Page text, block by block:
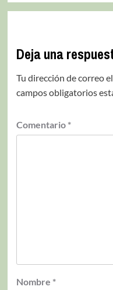
Deja una
Tu dirección de correo
campos obligatorios
Comentario *
Nombre *